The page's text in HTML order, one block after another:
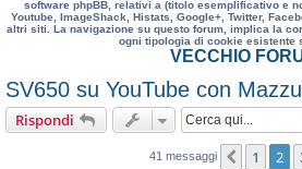
software phpBB, relativi a (titolo esemplificativo e
Youtube, ImageShack, Histats, Google+, Twitter,
altri siti. La navigazione su questo forum, implica la
ogni tipologia di cookie esistente
VECCHIO
SV650 su YouTube con
Rispondi
41 messaggi 1 2